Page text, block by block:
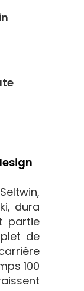
dura
partie
de
100